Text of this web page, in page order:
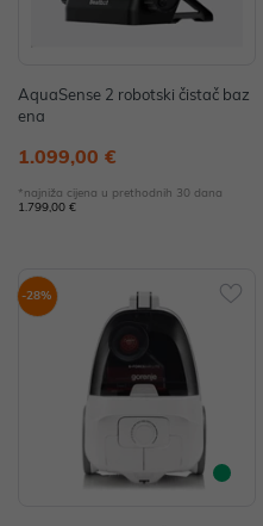
AquaSense 2 robotski čistač baz
ena
1.099,00 €
*najniža cijena u prethodnih 30 dana
1.799,00 €
-28%